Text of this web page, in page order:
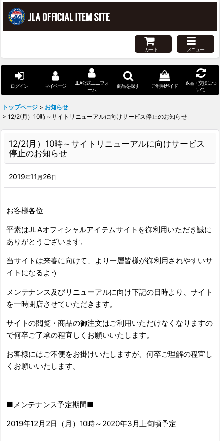
カート メニュー
ログイン マイページ
JLA公式ユニフォ
ーム
商品を探す ご利用ガイド
返品・交換につ
いて
トップページ > お知らせ
> 12/2(月）10時～サイトリニューアルに向けサービス停止のお知らせ
12/2(月）10時～サイトリニューアルに向けサービス
停止のお知らせ
2019年11 月 26日
お客様各位
平素はJLAオフィシャルアイテムサイトを御利用いただき誠に
ありがとうございます。
当サイトは来春に向けて、より一層皆様が御利用されやすいサ
イトになるよう
メンテナンス及びリニューアルに向け下記の日時より、サイト
を一時閉店させていただきます。
サイトの閲覧・商品の御注文はご利用いただけなくなりますの
で何卒ご了承の程宜しくお願いいたします。
お客様にはご不便をお掛けいたしますが、何卒ご理解の程宜し
くお願いいたします。
■メンテナンス予定期間■
2019年12月2日（月）10時～2020年3月上旬頃予定